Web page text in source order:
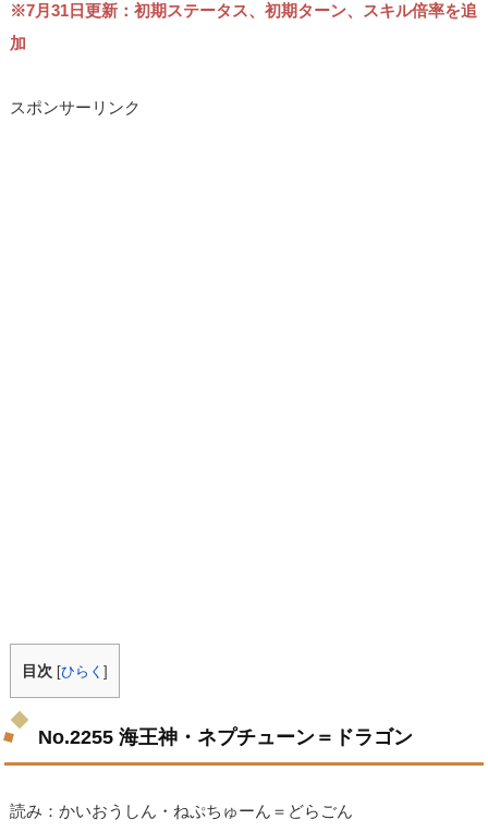
※7月31日更新：初期ステータス、初期ターン、スキル倍率を追
加
スポンサーリンク
目次 [ひらく]
No.2255 海王神・ネプチューン＝ドラゴン
読み：かいおうしん・ねぷちゅーん＝どらごん